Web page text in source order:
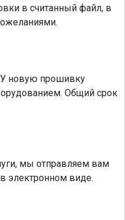
в считанный файл, в
новую прошивку
Общий срок
мы отправляем вам
электронном виде.